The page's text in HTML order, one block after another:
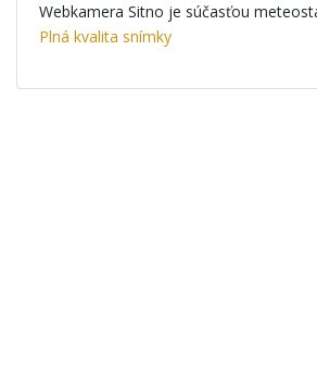
Webkamera Sitno je súčasťou
Plná kvalita snímky